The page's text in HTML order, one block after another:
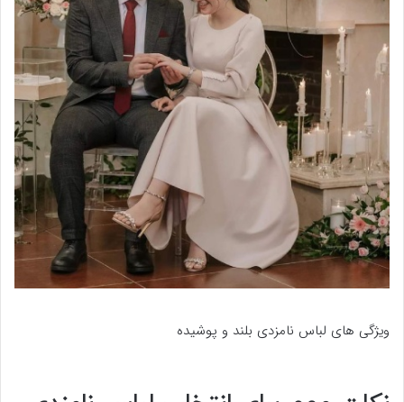
ویژگی های لباس نامزدی بلند و پوشیده